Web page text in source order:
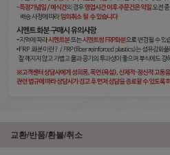
교환/반품/환불/취소